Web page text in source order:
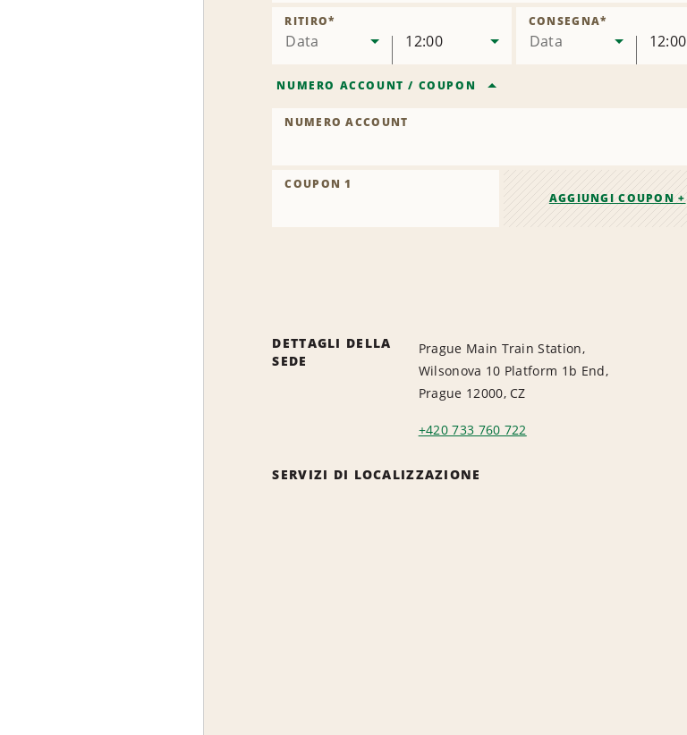
sede
Data
RITIRO*
12:00 Data
CONSEGNA*
12:00
NUMERO ACCOUNT / COUPON
NUMERO ACCOUNT
COUPON 1
AGGIUNGI COUPON +
DETTAGLI DELLA
SEDE
Prague Main Train Station,
Wilsonova 10 Platform 1b End,
Prague 12000, CZ
+420 733 760 722
SERVIZI DI LOCALIZZAZIONE